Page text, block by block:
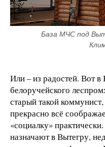
База МЧС под
Или – из радостей. Вот
белоручейского
старый такой
прекрасно всё
«социалку»
назначают в Вытегру,